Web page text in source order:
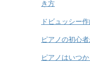
き方
ドビュッシー
ピアノの初心
ピアノはいつ